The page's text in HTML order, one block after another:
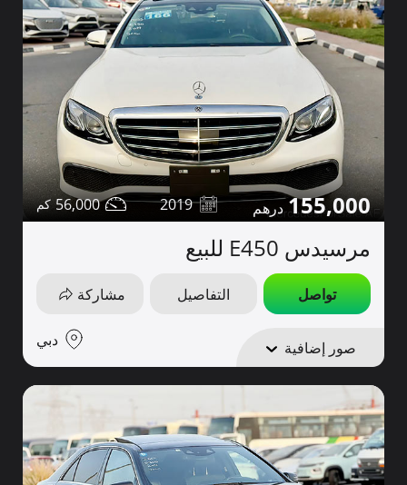
155,000
2019
56,000
مرسيدس E450 للبيع
تواصل التفاصيل مشاركة
صور إضافية دبي